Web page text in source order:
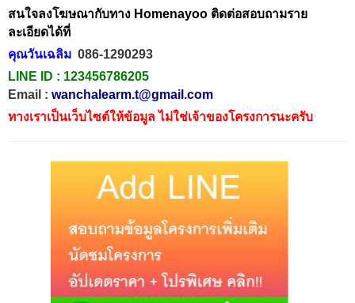
สนใจลงโฆษณากับทาง Homenayoo ติดต่อสอบถามราย
ละเอียดได้ที่
คุณวันเฉลิม 086-1290293
LINE ID : 123456786205
Email : wanchalearm.t@gmail.com
ทางเราเป็นเว็บไซต์ให้ข้อมูล ไม่ใช่เจ้าของโครงการนะครับ